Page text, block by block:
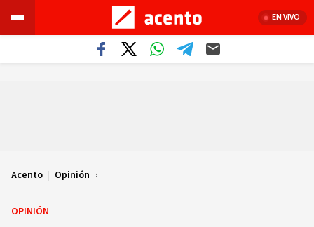
EN VIVO
Acento | Opinión
OPINIÓN